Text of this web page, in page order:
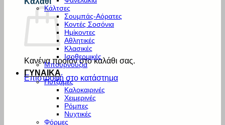
Κανένα προϊόν στο καλάθι σας.
Επιστροφή στο κατάστημα
Κάλτσες
Σουμπάς-Αόρατες
Κοντές Σοσόνια
Ημίκοντες
Αθλητικές
Κλασικές
Ισοθερμικές
Μπουρνούζια
ΓΥΝΑΙΚΑ
Πυτζάμες
Καλοκαιρινές
Χειμερινές
Ρόμπες
Νυχτικές
Φόρμες